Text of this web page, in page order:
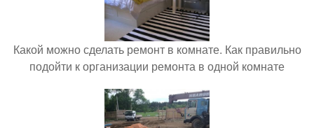
Какой можно сделать ремонт в комнате. Как правильно
подойти к организации ремонта в одной комнате